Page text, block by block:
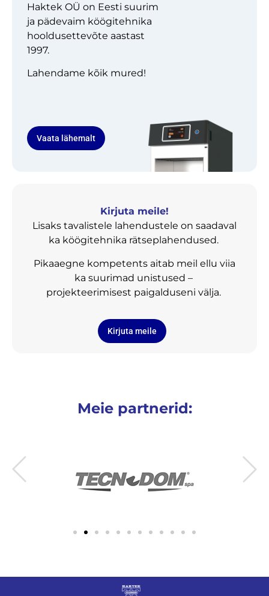
Haktek OÜ on Eesti suurim
ja pädevaim köögitehnika
hooldusettevõte aastast
1997.
Lahendame kõik mured!
Vaata lähemalt
Kirjuta meile!
Lisaks tavalistele lahendustele on saadaval
ka köögitehnika rätseplahendused.
Pikaaegne kompetents aitab meil ellu viia
ka suurimad unistused –
projekteerimisest paigalduseni välja.
Kirjuta meile
Meie partnerid: